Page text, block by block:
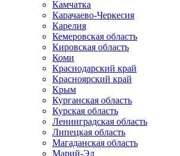
Камчатка
Карачаево-Черкесия
Карелия
Кемеровская область
Кировская область
Коми
Краснодарский край
Красноярский край
Крым
Курганская область
Курская область
Ленинградская область
Липецкая область
Магаданская область
Марий-Эл